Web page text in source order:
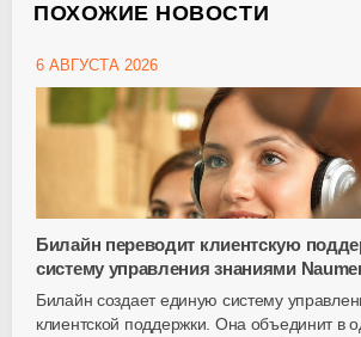
ПОХОЖИЕ НОВОСТИ
6 АВГУСТА 2026
Билайн переводит клиентскую
систему управления знаниями
Билайн создает единую систему
клиентской поддержки. Она объединит в